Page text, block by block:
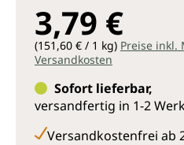
3,79 €
(151,60 € / 1 kg) Preise inkl.
Versandkosten
Sofort lieferbar,
versandfertig in 1-2
Versandkostenfrei ab